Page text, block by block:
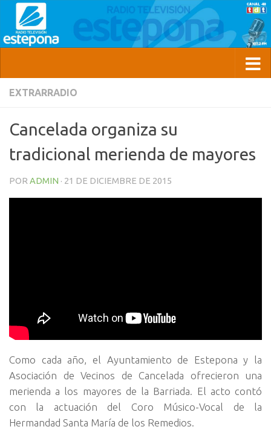
EXTRARRADIO
Cancelada organiza su
tradicional merienda de mayores
POR ADMIN · 21 DE DICIEMBRE DE 2015
Como cada año, el Ayuntamiento de Estepona y la
Asociación de Vecinos de Cancelada ofrecieron una
merienda a los mayores de la Barriada. El acto contó
con la actuación del Coro Músico-Vocal de la
Hermandad Santa María de los Remedios.